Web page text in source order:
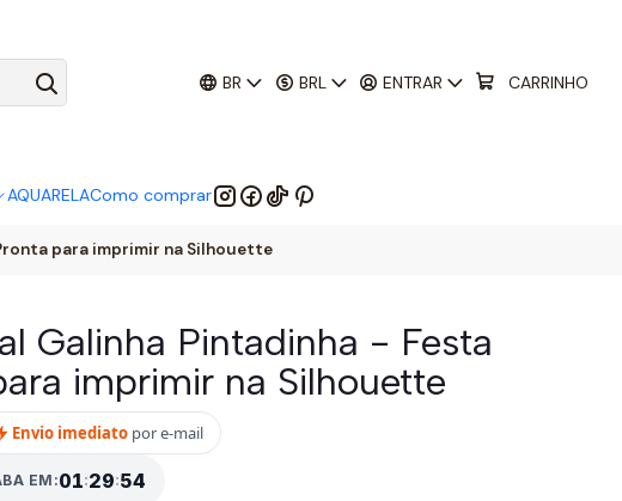
BR BRL ENTRAR CARRINHO
AQUARELAComo comprar
para imprimir na Silhouette
Galinha Pintadinha - Festa
imprimir na Silhouette
Envio imediato por e-mail
EM:01:29:52